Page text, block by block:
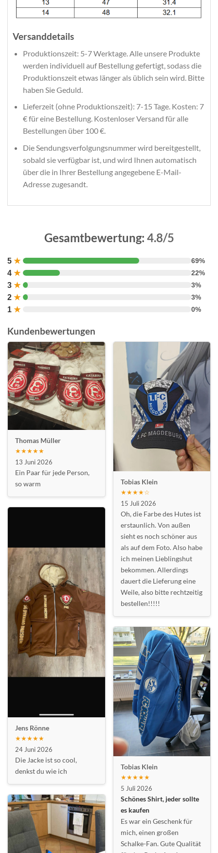
Versanddetails
Produktionszeit: 5-7 Werktage. Alle unsere Produkte
werden individuell auf Bestellung gefertigt, sodass die
Produktionszeit etwas länger als üblich sein wird. Bitte
haben Sie Geduld.
Lieferzeit (ohne Produktionszeit): 7-15 Tage. Kosten: 7
€ für eine Bestellung. Kostenloser Versand für alle
Bestellungen über 100 €.
Die Sendungsverfolgungsnummer wird bereitgestellt,
sobald sie verfügbar ist, und wird Ihnen automatisch
über die in Ihrer Bestellung angegebene E-Mail-
Adresse zugesandt.
Gesamtbewertung: 4.8/5
5 ★ 69%
4 ★ 22%
3 ★ 3%
2 ★ 3%
1 ★ 0%
Kundenbewertungen
Thomas Müller
★★★★★
13 Juni 2026
Ein Paar für jede Person,
so warm
Jens Rönne
★★★★★
24 Juni 2026
Die Jacke ist so cool,
denkst du wie ich
Tobias Klein
★★★★☆
15 Juli 2026
Oh, die Farbe des Hutes ist
erstaunlich. Von außen
sieht es noch schöner aus
als auf dem Foto. Also habe
ich meinen Lieblingshut
bekommen. Allerdings
dauert die Lieferung eine
Weile, also bitte rechtzeitig
bestellen!!!!!
Tobias Klein
★★★★★
5 Juli 2026
Schönes Shirt, jeder sollte
es kaufen
Es war ein Geschenk für
mich, einen großen
Schalke-Fan. Gute Qualität